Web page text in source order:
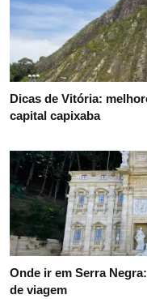
Dicas de Vitória:
capital capixaba
Onde ir em Serra
de viagem